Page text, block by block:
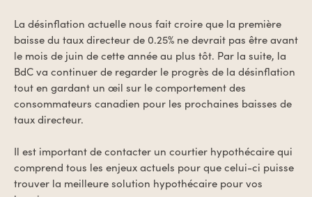
La désinflation actuelle nous fait croire que la première
baisse du taux directeur de 0.25% ne devrait pas être avant
le mois de juin de cette année au plus tôt. Par la suite, la
BdC va continuer de regarder le progrès de la désinflation
tout en gardant un œil sur le comportement des
consommateurs canadien pour les prochaines baisses de
taux directeur.
Il est important de contacter un courtier hypothécaire qui
comprend tous les enjeux actuels pour que celui-ci puisse
trouver la meilleure solution hypothécaire pour vos